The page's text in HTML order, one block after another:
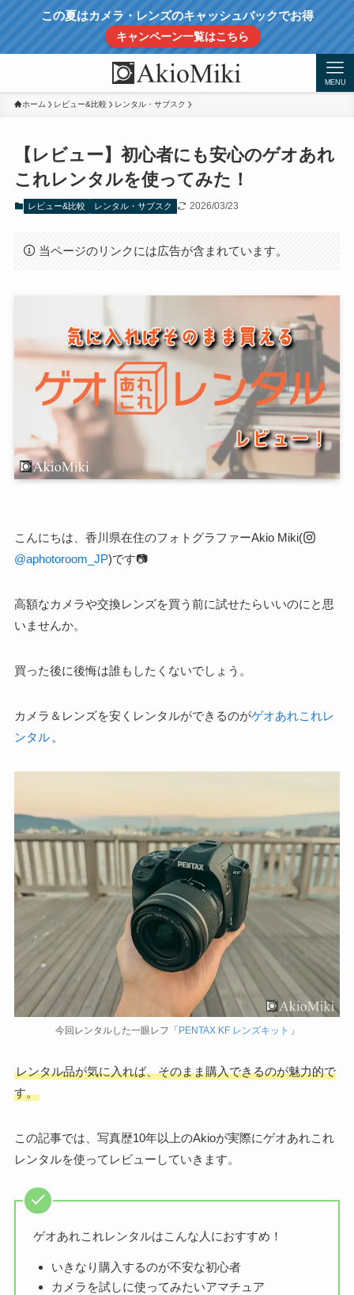
この夏はカメラ・レンズのキャッシュバックでお得
キャンペーン一覧はこちら
MENU
ホーム レビュー&比較 レンタル・サブスク
【レビュー】初心者にも安心のゲオあれ
これレンタルを使ってみた！
レビュー&比較 レンタル・サブスク 2026/03/23
当ページのリンクには広告が含まれています。
こんにちは、香川県在住のフォトグラファーAkio Miki(
@aphotoroom_JP)です📷
高額なカメラや交換レンズを買う前に試せたらいいのにと思
いませんか。
買った後に後悔は誰もしたくないでしょう。
カメラ＆レンズを安くレンタルができるのがゲオあれこれレ
ンタル 。
今回レンタルした一眼レフ「 PENTAX KF レンズキット 」
レンタル品が気に入れば、そのまま購入できるのが魅力的で
す。
この記事では、写真歴10年以上のAkioが実際にゲオあれこれ
レンタルを使ってレビューしていきます。
ゲオあれこれレンタルはこんな人におすすめ！
いきなり購入するのが不安な初心者
カメラを試しに使ってみたいアマチュア